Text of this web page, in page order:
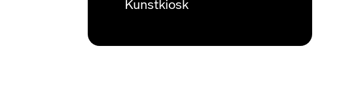
Kunstkiosk